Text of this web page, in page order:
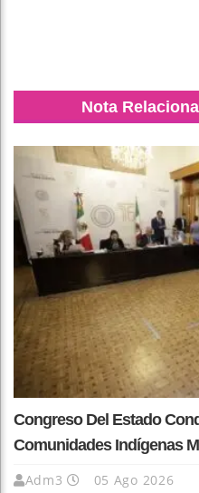
Nota
Congreso Del Estado
Comunidades Indígenas
Adm3 05 Ago 2026